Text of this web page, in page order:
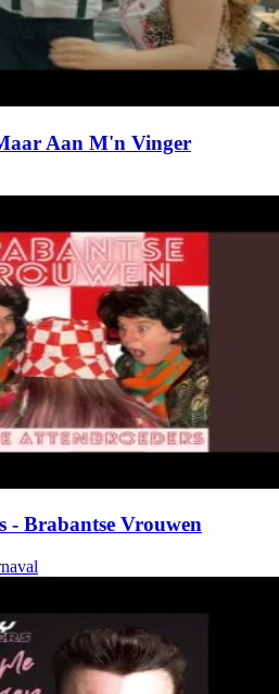
Aan M'n Vinger
- Brabantse Vrouwen